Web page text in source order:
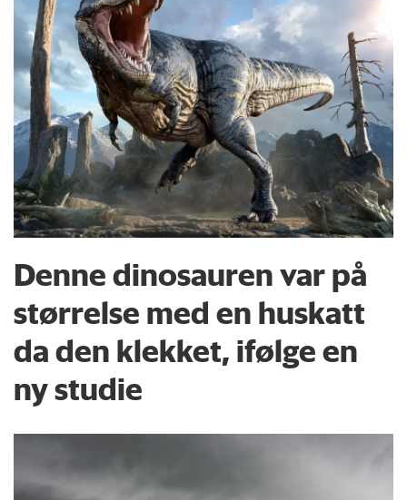
Denne dinosauren var på
størrelse med en huskatt
da den klekket, ifølge en
ny studie